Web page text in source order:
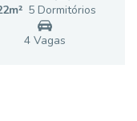
m² 5 Dormitórios
4Vagas